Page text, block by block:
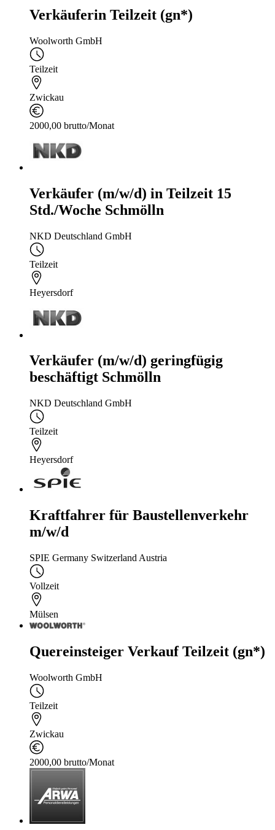
Verkäuferin Teilzeit (gn*)
Woolworth GmbH
Teilzeit
Zwickau
2000,00 brutto/Monat
Verkäufer (m/w/d) in Teilzeit 15
Std./Woche Schmölln
NKD Deutschland GmbH
Teilzeit
Heyersdorf
Verkäufer (m/w/d) geringfügig
beschäftigt Schmölln
NKD Deutschland GmbH
Teilzeit
Heyersdorf
Kraftfahrer für Baustellenverkehr
m/w/d
SPIE Germany Switzerland Austria
Vollzeit
Mülsen
Quereinsteiger Verkauf Teilzeit (gn*)
Woolworth GmbH
Teilzeit
Zwickau
2000,00 brutto/Monat